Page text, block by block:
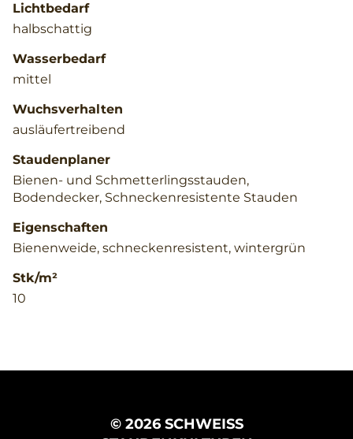
Lichtbedarf
halbschattig
Wasserbedarf
mittel
Wuchsverhalten
ausläufertreibend
Staudenplaner
Bienen- und Schmetterlingsstauden,
Bodendecker, Schneckenresistente Stauden
Eigenschaften
Bienenweide, schneckenresistent, wintergrün
Stk/m²
10
© 2026 SCHWEISS